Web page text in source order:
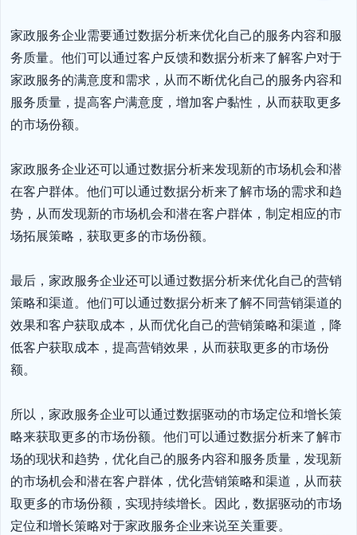
家政服务企业需要通过数据分析来优化自己的服务内容和服
务质量。他们可以通过客户反馈和数据分析来了解客户对于
家政服务的满意度和需求，从而不断优化自己的服务内容和
服务质量，提高客户满意度，增加客户黏性，从而获取更多
的市场份额。
家政服务企业还可以通过数据分析来发现新的市场机会和潜
在客户群体。他们可以通过数据分析来了解市场的需求和趋
势，从而发现新的市场机会和潜在客户群体，制定相应的市
场拓展策略，获取更多的市场份额。
最后，家政服务企业还可以通过数据分析来优化自己的营销
策略和渠道。他们可以通过数据分析来了解不同营销渠道的
效果和客户获取成本，从而优化自己的营销策略和渠道，降
低客户获取成本，提高营销效果，从而获取更多的市场份
额。
所以，家政服务企业可以通过数据驱动的市场定位和增长策
略来获取更多的市场份额。他们可以通过数据分析来了解市
场的现状和趋势，优化自己的服务内容和服务质量，发现新
的市场机会和潜在客户群体，优化营销策略和渠道，从而获
取更多的市场份额，实现持续增长。因此，数据驱动的市场
定位和增长策略对于家政服务企业来说至关重要。